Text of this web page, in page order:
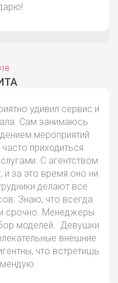
удивил сервис и
Сам занимаюсь
мероприятий
приходиться
С агентством
за это время оно ни
делают все
Знаю, что всегда
срочно. Менеджеры
моделей. Девушки
внешние
что встретишь